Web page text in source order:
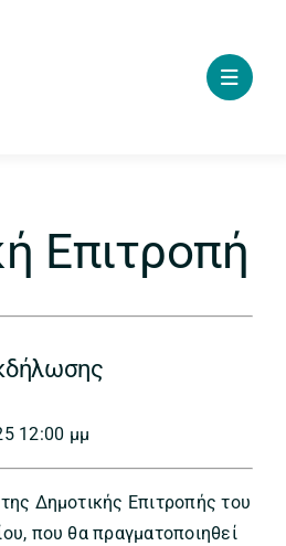
Επιτροπή
12:00 μμ
Δημοτικής Επιτροπής του
που θα πραγματοποιηθεί